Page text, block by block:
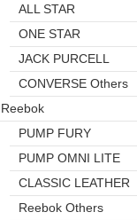
ALL STAR
ONE STAR
JACK PURCELL
CONVERSE Others
Reebok
PUMP FURY
PUMP OMNI LITE
CLASSIC LEATHER
Reebok Others